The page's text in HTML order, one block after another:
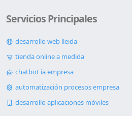
Servicios Principales
desarrollo web lleida
tienda online a medida
chatbot ia empresa
automatización procesos empresa
desarrollo aplicaciones móviles